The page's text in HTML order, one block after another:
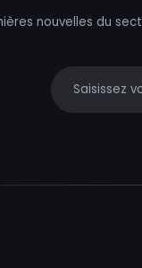
nouvelles du